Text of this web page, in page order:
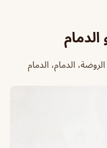
الدمام، الدمام